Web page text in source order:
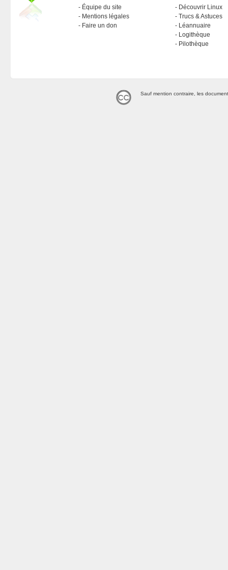
Équipe du site
Mentions légales
Faire un don
Découvrir Linux
Trucs & Astuces
Léannuaire
Logithèque
Pilothèque
Sauf mention contraire, les